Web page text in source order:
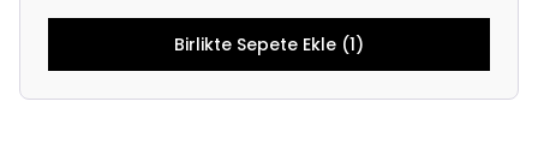
Birlikte Sepete Ekle (1)